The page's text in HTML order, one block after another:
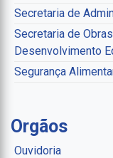
Secretaria de
Secretaria de
Desenvolvimento
Segurança
Orgãos
Ouvidoria